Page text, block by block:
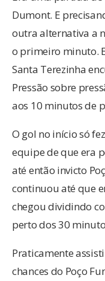
Dumont. E
outra alternativa a
o primeiro minuto.
Santa Terezinha
Pressão sobre
aos 10 minutos de
O gol no início só
equipe de que era
até então invicto
continuou até que
chegou dividindo
perto dos 30
Praticamente
chances do Poço